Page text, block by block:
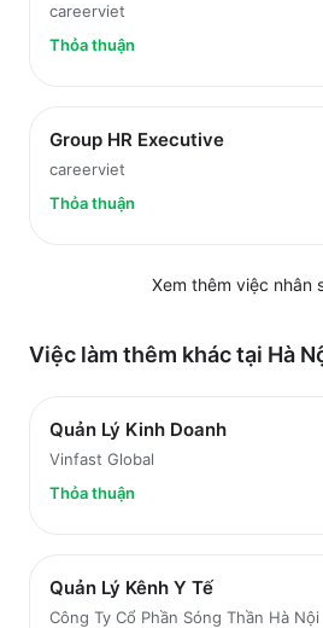
careerviet
Thỏa thuận
Group HR Executive
careerviet
Thỏa thuận
Xem thêm việc nhân
Việc làm thêm khác tại Hà
Quản Lý Kinh Doanh
Vinfast Global
Thỏa thuận
Quản Lý Kênh Y Tế
Công Ty Cổ Phần Sóng Thần Hà Nội